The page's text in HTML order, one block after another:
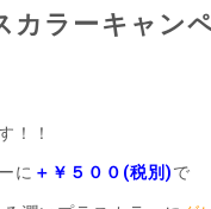
カラーキャン
！！
に ＋￥５００(税別)で